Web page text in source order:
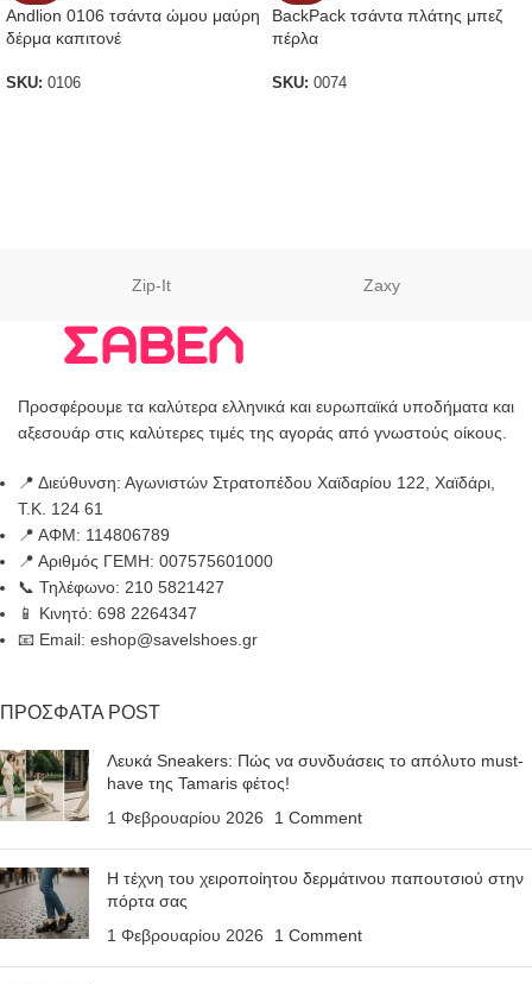
Andlion 0106 τσάντα ώμου μαύρη
δέρμα καπιτονέ
SKU: 0106
BackPack τσάντα πλάτης μπεζ
πέρλα
SKU: 0074
Zip-It Zaxy
Προσφέρουμε τα καλύτερα ελληνικά και ευρωπαϊκά υποδήματα και
αξεσουάρ στις καλύτερες τιμές της αγοράς από γνωστούς οίκους.
📍 Διεύθυνση: Αγωνιστών Στρατοπέδου Χαϊδαρίου 122, Χαϊδάρι,
Τ.Κ. 124 61
📍 ΑΦΜ: 114806789
📍 Αριθμός ΓΕΜΗ: 007575601000
📞 Τηλέφωνο: 210 5821427
📱 Κινητό: 698 2264347
📧 Email: eshop@savelshoes.gr
ΠΡΟΣΦΑΤΑ POST
Λευκά Sneakers: Πώς να συνδυάσεις το απόλυτο must-
have της Tamaris φέτος!
1 Φεβρουαρίου 2026
1 Comment
Η τέχνη του χειροποίητου δερμάτινου παπουτσιού στην
πόρτα σας
1 Φεβρουαρίου 2026
1 Comment